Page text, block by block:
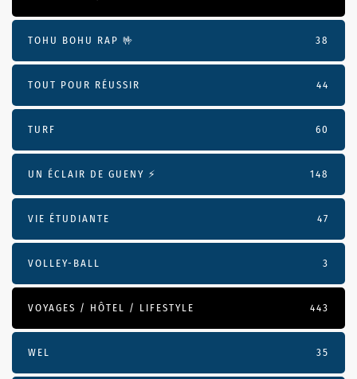
TOHU BOHU RAP 🤟 38
TOUT POUR RÉUSSIR 44
TURF 60
UN ÉCLAIR DE GUENY ⚡️ 148
VIE ÉTUDIANTE 47
VOLLEY-BALL 3
VOYAGES / HÔTEL / LIFESTYLE 443
WEL 35